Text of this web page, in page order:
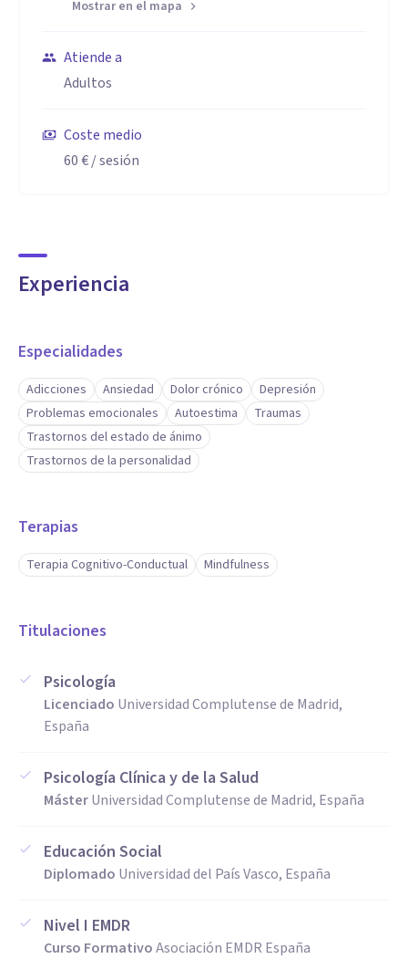
Mostrar en el mapa
Atiende a
Adultos
Coste medio
60 €/ sesión
Experiencia
Especialidades
Adicciones Ansiedad Dolor crónico
Depresión
Problemas emocionales
Autoestima
Traumas
Trastornos del estado de ánimo
Trastornos de la personalidad
Terapias
Terapia Cognitivo-Conductual Mindfulness
Titulaciones
Psicología
Licenciado Universidad Complutense de Madrid,
España
Psicología Clínica y de la Salud
MásterUniversidad Complutense de Madrid, España
Educación Social
Diplomado Universidad del País Vasco, España
Nivel I EMDR
Curso FormativoAsociación EMDR España